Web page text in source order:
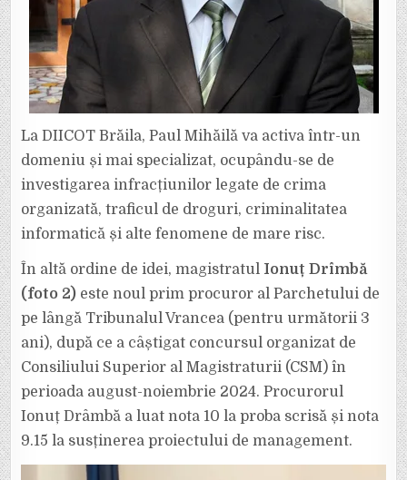
La DIICOT Brăila, Paul Mihăilă va activa într-un
domeniu și mai specializat, ocupându-se de
investigarea infracțiunilor legate de crima
organizată, traficul de droguri, criminalitatea
informatică și alte fenomene de mare risc.
În altă ordine de idei, magistratul Ionuț Drîmbă
(foto 2) este noul prim procuror al Parchetului de
pe lângă Tribunalul Vrancea (pentru următorii 3
ani), după ce a câștigat concursul organizat de
Consiliului Superior al Magistraturii (CSM) în
perioada august-noiembrie 2024. Procurorul
Ionuț Drâmbă a luat nota 10 la proba scrisă și nota
9.15 la susținerea proiectului de management.